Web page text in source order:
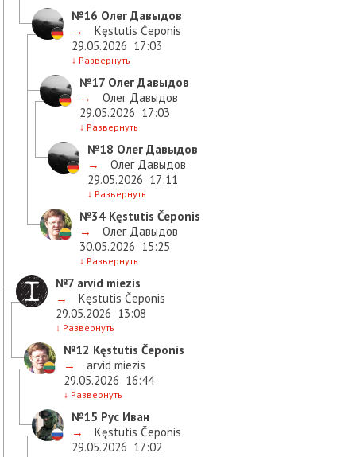
№16 Олег Давыдов
→
Kęstutis Čeponis
29.05.2026 17:03
↓ Развернуть
№17 Олег Давыдов
→
Олег Давыдов
29.05.2026 17:03
↓ Развернуть
№18 Олег Давыдов
→
Олег Давыдов
29.05.2026 17:11
↓ Развернуть
№34 Kęstutis Čeponis
→
Олег Давыдов
30.05.2026 15:25
↓ Развернуть
№7 arvid miezis
→
Kęstutis Čeponis
29.05.2026 13:08
↓ Развернуть
№12 Kęstutis Čeponis
→
arvid miezis
29.05.2026 16:44
↓ Развернуть
№15 Рус Иван
→
Kęstutis Čeponis
29.05.2026 17:02